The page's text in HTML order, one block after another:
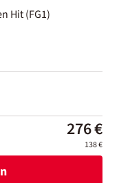
Hit (FG1)
276 €
138 €